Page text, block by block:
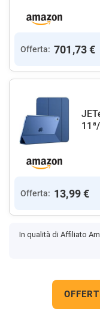
Offerta: 701,73 €
Offerta: 13,99 €
In qualità di Affiliato